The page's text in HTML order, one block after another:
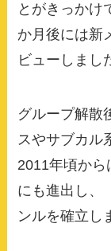
とがきっかけ
か月後には新
ビューしまし
グループ解散
スやサブカル
2011年頃か
にも進出し、
ンルを確立し